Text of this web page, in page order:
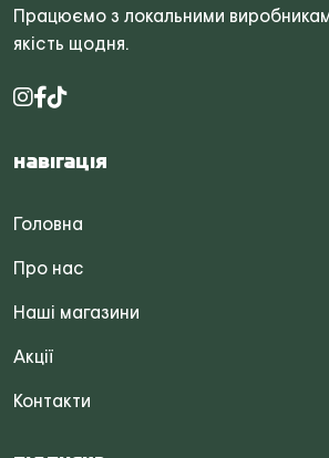
Працюємо з локальними
якість щодня.
Навігація
Головна
Про нас
Наші магазини
Акції
Контакти